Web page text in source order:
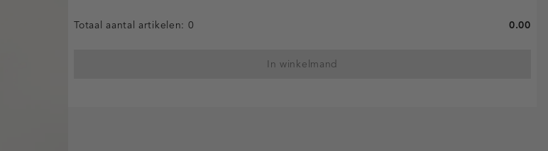
Totaal aantal artikelen: 0 0.00
In winkelmand